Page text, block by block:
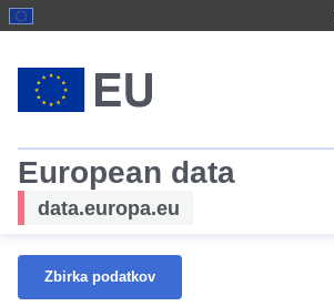
European data
data.europa.eu
Zbirka podatkov